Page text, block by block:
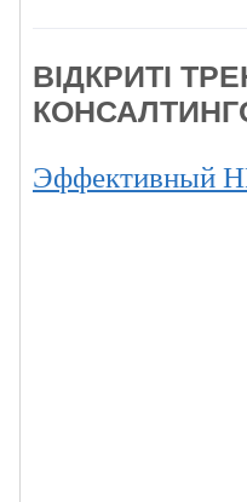
ВІДКРИТІ
Эффективный